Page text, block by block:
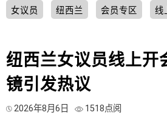
女议员 纽西兰 会员专区 线
纽西兰女议员线上开
镜引发热议
2026年8月6日 1518点阅